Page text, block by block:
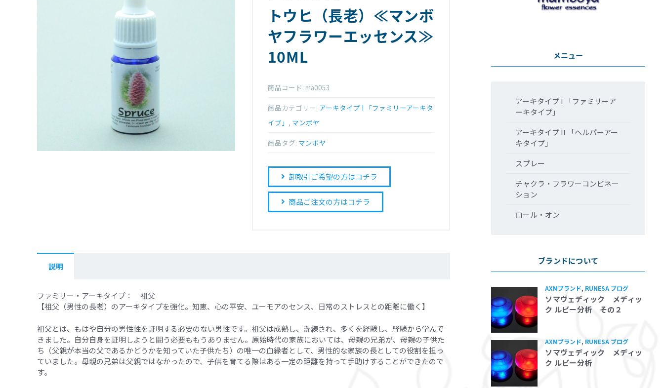
トウヒ（長老）≪マンボ
ヤフラワーエッセンス≫
10ML
商品コード: ma0053
商品カテゴリー: アーキタイプ I 「ファミリーアーキタ
イプ」 , マンボヤ
商品タグ: マンボヤ
卸取引ご希望の方はコチラ
商品ご注文の方はコチラ
説明
ファミリー・アーキタイプ： 祖父
【祖父（男性の長老）のアーキタイプを強化。知恵、心の平安、ユーモアのセンス、日常のストレスとの距離に働く】
祖父とは、もはや自分の男性性を証明する必要のない男性です。祖父は成熟し、洗練され、多くを経験し、経験から学んで
きました。自分自身を証明しようと闘う必要ももうありません。原始時代の家族においては、母親の兄弟が、母親の子供た
ち（父親が本当の父であるかどうかを知っていた子供たち）の唯一の血縁者として、男性的な家族の長としての役割を担っ
ていました。母親の兄弟は父親ではなかったので、子供を育てる際はある一定の距離を持って手助けすることができたので
す。
メニュー
アーキタイプ I 「ファミリーア
ーキタイプ」
アーキタイプ II 「ヘルパーアー
キタイプ」
スプレー
チャクラ・フラワーコンビネー
ション
ロール・オン
ブランドについて
AXMブランド, RUNESA ブログ
ソマヴェディック メディッ
ク ルビー分析 その２
AXMブランド, RUNESA ブログ
ソマヴェディック メディッ
ク ルビー分析